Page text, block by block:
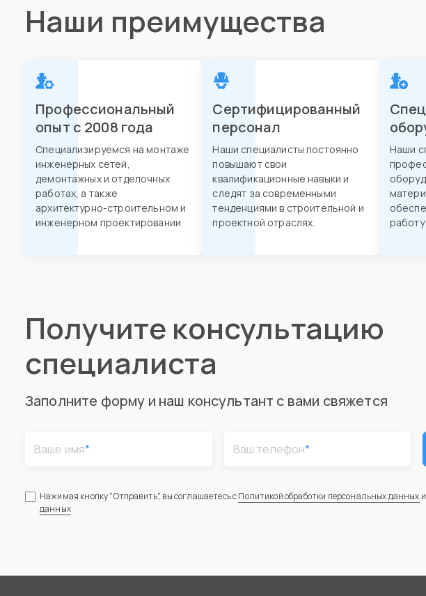
Наши преимущества
Профессиональный
опыт с 2008 года
Специализируемся на монтаже
инженерных сетей,
демонтажных и отделочных
работах, а также
архитектурно-строительном и
инженерном проектировании.
Сертифицированный
персонал
Наши специалисты постоянно
повышают свои
квалификационные навыки и
следят за современными
тенденциями в строительной и
проектной отраслях.
Наши
работу
Получите консультацию
специалиста
Заполните форму и наш консультант с вами свяжется
Ваше имя* Ваш телефон*
Нажимая кнопку "Отправить", вы соглашаетесь сПолитикой обработки персональных данных
данных